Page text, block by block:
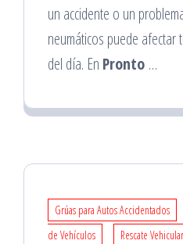
un accidente o un
neumáticos puede afectar
del día. En Pronto …
Grúas para Autos Accidentados
de Vehículos
Rescate